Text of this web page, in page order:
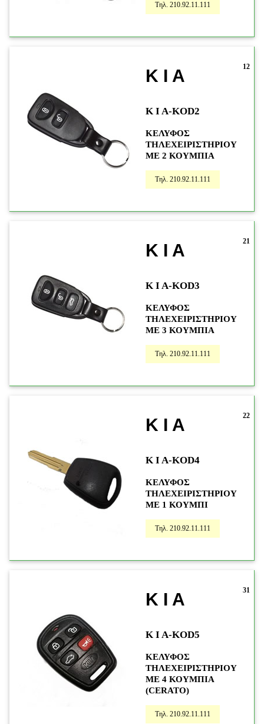
Τηλ. 210.92.11.111
K I A
K I A-KOD2
ΚΕΛΥΦΟΣ
ΤΗΛΕΧΕΙΡΙΣΤΗΡΙΟΥ
ΜΕ 2 ΚΟΥΜΠΙΑ
Τηλ. 210.92.11.111
12
K I A
K I A-KOD3
ΚΕΛΥΦΟΣ
ΤΗΛΕΧΕΙΡΙΣΤΗΡΙΟΥ
ΜΕ 3 ΚΟΥΜΠΙΑ
Τηλ. 210.92.11.111
21
K I A
K I A-KOD4
ΚΕΛΥΦΟΣ
ΤΗΛΕΧΕΙΡΙΣΤΗΡΙΟΥ
ΜΕ 1 ΚΟΥΜΠI
Τηλ. 210.92.11.111
22
K I A
K I A-KOD5
ΚΕΛΥΦΟΣ
ΤΗΛΕΧΕΙΡΙΣΤΗΡΙΟΥ
ΜΕ 4 ΚΟΥΜΠΙΑ
(CERATO)
Τηλ. 210.92.11.111
31